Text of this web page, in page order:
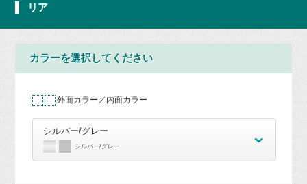
リア
カラーを選択してください
外面カラー／内面カラー
シルバー/グレー
シルバー/グレー